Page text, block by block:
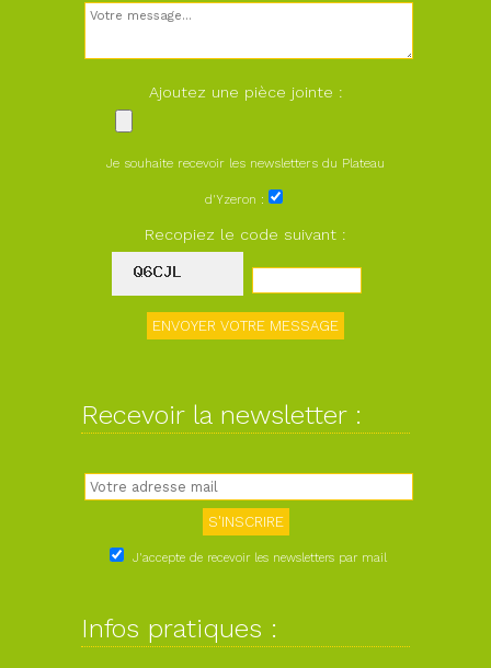
Ajoutez une pièce jointe :
Je souhaite recevoir les newsletters du Plateau
d'Yzeron :
Recopiez le code suivant :
Recevoir la newsletter :
J'accepte de recevoir les newsletters par mail
Infos pratiques :